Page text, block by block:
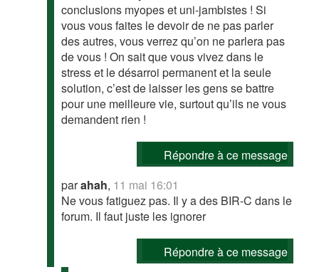
conclusions myopes et uni-jambistes ! Si
vous vous faites le devoir de ne pas parler
des autres, vous verrez qu’on ne parlera pas
de vous ! On sait que vous vivez dans le
stress et le désarroi permanent et la seule
solution, c’est de laisser les gens se battre
pour une meilleure vie, surtout qu’ils ne vous
demandent rien !
Répondre à ce message
parahah, 11 mai 16:01
Ne vous fatiguez pas. Il y a des BIR-C dans le
forum. Il faut juste les ignorer
Répondre à ce message